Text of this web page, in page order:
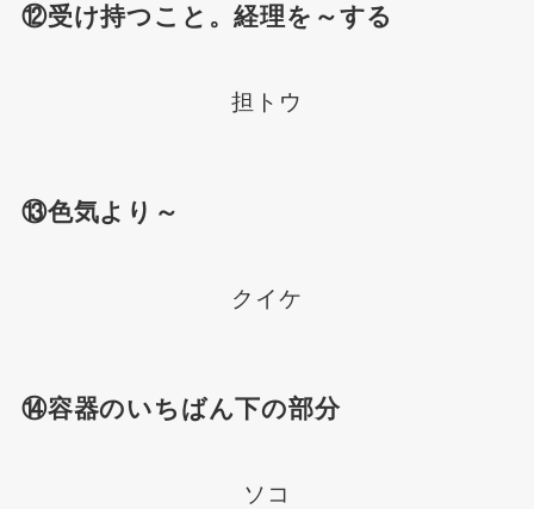
⑫受け持つこと。経理を～する
担トウ
⑬色気より～
クイケ
⑭容器のいちばん下の部分
ソコ